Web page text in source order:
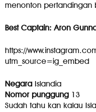
menonton pertandingan
Best Captain: Aron
https://
utm_source=ig_embed
Negara Islandia
Nomor punggung 13
Sudah tahu kan kalau